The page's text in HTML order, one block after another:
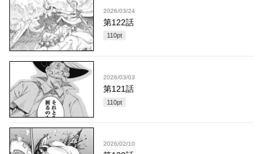
2026/03/24
第122話
110pt
2026/03/03
第121話
110pt
2026/02/10